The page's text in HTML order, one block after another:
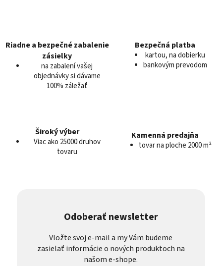
Riadne a bezpečné zabalenie
zásielky
na zabalení vašej
objednávky si dávame
100% záležať
Bezpečná platba
kartou, na dobierku
bankovým prevodom
Široký výber
Viac ako 25000 druhov
tovaru
Kamenná predajňa
tovar na ploche 2000 m²
Odoberať newsletter
Vložte svoj e-mail a my Vám budeme
zasielať informácie o nových produktoch na
našom e-shope.